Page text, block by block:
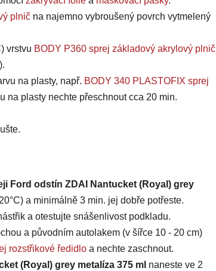
plnič na najemno vybroušený povrch vytmelený
vrstvu BODY P360 sprej základový akrylový plnič
).
na plasty, např. BODY 340 PLASTOFIX sprej
na plasty nechte přeschnout cca 20 min.
Ford odstín ZDAI Nantucket (Royal) grey
a minimálně 3 min. jej dobře potřeste.
a otestujte snášenlivost podkladu.
a původním autolakem (v šířce 10 - 20 cm)
rozstřikové ředidlo a nechte zaschnout.
(Royal) grey metalíza 375 ml naneste ve 2